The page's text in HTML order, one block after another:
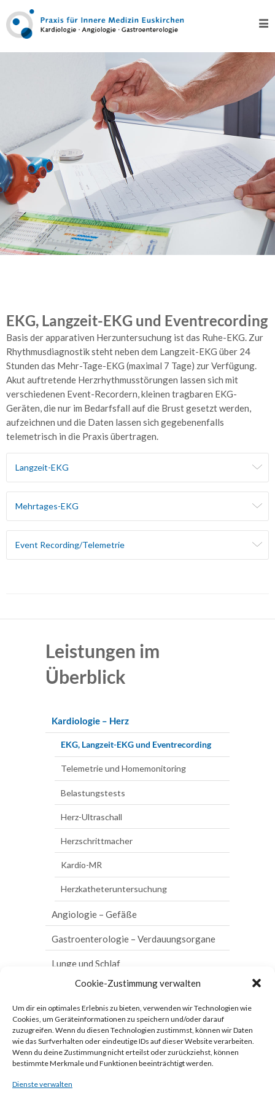
Cookie-Zustimmung verwalten
Um dir ein optimales Erlebnis zu bieten, verwenden wir Technologien wie
Cookies, um Geräteinformationen zu speichern und/oder darauf
zuzugreifen. Wenn du diesen Technologien zustimmst, können wir Daten
wie das Surfverhalten oder eindeutige IDs auf dieser Website verarbeiten.
Wenn du deine Zustimmung nicht erteilst oder zurückziehst, können
bestimmte Merkmale und Funktionen beeinträchtigt werden.
Dienste verwalten
EKG, Langzeit-EKG und Eventrecording
Basis der apparativen Herzuntersuchung ist das Ruhe-EKG. Zur
Rhythmusdiagnostik steht neben dem Langzeit-EKG über 24
Stunden das Mehr-Tage-EKG (maximal 7 Tage) zur Verfügung.
Akut auftretende Herzrhythmusstörungen lassen sich mit
verschiedenen Event-Recordern, kleinen tragbaren EKG-
Geräten, die nur im Bedarfsfall auf die Brust gesetzt werden,
aufzeichnen und die Daten lassen sich gegebenenfalls
telemetrisch in die Praxis übertragen.
Langzeit-EKG
Mehrtages-EKG
Event Recording/Telemetrie
Leistungen im
Überblick
Kardiologie – Herz
EKG, Langzeit-EKG und Eventrecording
Telemetrie und Homemonitoring
Belastungstests
Herz-Ultraschall
Herzschrittmacher
Kardio-MR
Herzkatheteruntersuchung
Angiologie – Gefäße
Arterienuntersuchungen
Venenuntersuchungen
Gastroenterologie – Verdauungsorgane
Sonographie/Duplex-Sonographie
Magenspiegelung
Darmspiegelung
Chromo-Endoskopie
Kapsel-Endoskopie
Enddarmspiegelung
Lunge und Schlaf
Bodyplethysmographie
Blutgasanalyse
Schlafmonitoring
Röntgen-Thorax
Spiroergometrie
Schilddrüse und Stoffwechsel
Hormonbestimmung
Sonographie der Schilddrüse
Vorsorge
Fort- und Weiterbildung
Qualitätssicherung und Hygiene
Qualitätsmanagement
Zertifikate und Kooperationen
Home
Über
Test
Kardiologie
–
Herz
EKG,
Langzeit-
EKG
und
Homemonitoring
Herzschrittmacher
Herz-
Ultraschall
Kardio-
Herzkatheteruntersuchung
Angiologie
–
Gefäße
Venenuntersuchungen
Sonographie/Duplex-
Magenspiegelung
Darmspiegelung
Endoskopie
Kapsel-
Endoskopie
Enddarmspiegelung
Polypektomie
Mucosektomie
Argon-
Plasma-
Koagulation
Atemtest
C13
pylori-
Lunge
und
Schlaf
Bodyplethysmographie
Blutgasanalyse